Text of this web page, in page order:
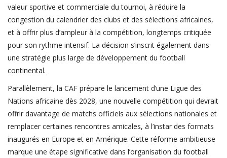
Arts Martiaux
Rugby
Tennis
Extra
Login
Register
valeur sportive et commerciale du tournoi, à réduire la
congestion du calendrier des clubs et des sélections africaines,
et à offrir plus d’ampleur à la compétition, longtemps critiquée
pour son rythme intensif. La décision s’inscrit également dans
une stratégie plus large de développement du football
continental.
Parallèlement, la CAF prépare le lancement d’une Ligue des
Nations africaine dès 2028, une nouvelle compétition qui devrait
offrir davantage de matchs officiels aux sélections nationales et
remplacer certaines rencontres amicales, à l’instar des formats
inaugurés en Europe et en Amérique. Cette réforme ambitieuse
marque une étape significative dans l’organisation du football